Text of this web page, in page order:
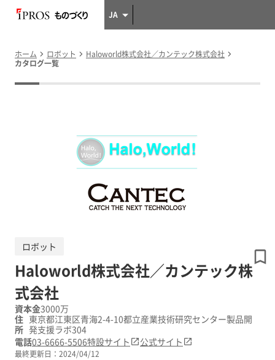
JA
ホーム ロボット
Haloworld株式会社／カンテック株式会社
カタログ一覧
ロボット
Haloworld株式会社／カンテック株
式会社
資本金3000万
住
所
東京都江東区青海2-4-10都立産業技術研究センター製品開
発支援ラボ304
電話03-6666-5506特設サイト 公式サイト
最終更新日： 2024/04/12